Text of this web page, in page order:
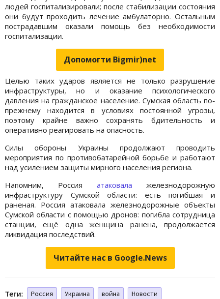
людей госпитализировали; после стабилизации состояния
они будут проходить лечение амбулаторно. Остальным
пострадавшим оказали помощь без необходимости
госпитализации.
Допомогти Bigmir)net
Целью таких ударов является не только разрушение
инфраструктуры, но и оказание психологического
давления на гражданское население. Сумская область по-
прежнему находится в условиях постоянной угрозы,
поэтому крайне важно сохранять бдительность и
оперативно реагировать на опасность.
Силы обороны Украины продолжают проводить
мероприятия по противобатарейной борьбе и работают
над усилением защиты мирного населения региона.
Напомним, Россия атаковала железнодорожную
инфраструктуру Сумской области: есть погибшая и
раненая. Россия атаковала железнодорожные объекты
Сумской области с помощью дронов: погибла сотрудница
станции, ещё одна женщина ранена, продолжается
ликвидация последствий.
Читайте нас в Google.News
Теги: Россия Украина война Новости